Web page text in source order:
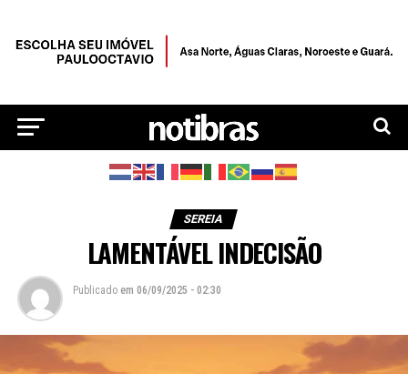
SEREIA
LAMENTÁVEL INDECISÃO
Publicado em 06/09/2025 - 02:30